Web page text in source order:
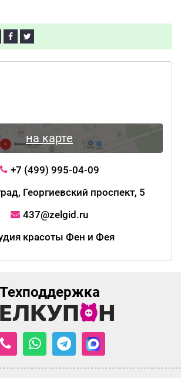
на карте
+7 (499) 995-04-09
Георгиевский проспект, 5
437@zelgid.ru
красоты Фен и Фея
Техподдержка